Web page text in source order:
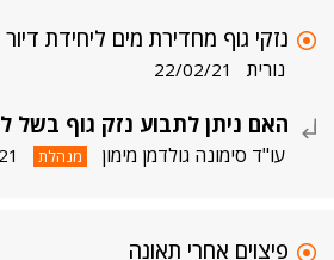
נזקי גוף מחדירת מים ליחידת דיור
נורית 22/02/21
האם ניתן לתבוע נזק גוף בשל
עו"ד סימונה גולדמן מימון מנהלת
פיצוים אחרי תאונה